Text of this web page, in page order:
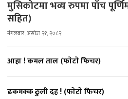
मुसिकोटमा भव्य रुपमा पाँच
सहित)
मंगलबार, असोज २१, २०८२
आहा ! कमल ताल (फाेटाे फिचर)
ढकमक्क ठुली दह ! (फाेटाे फिचर)